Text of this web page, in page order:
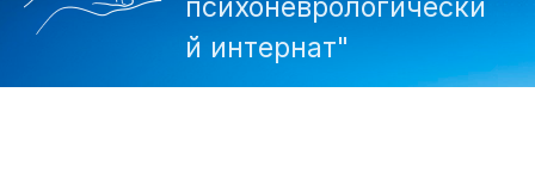
психоневрологически
й интернат"